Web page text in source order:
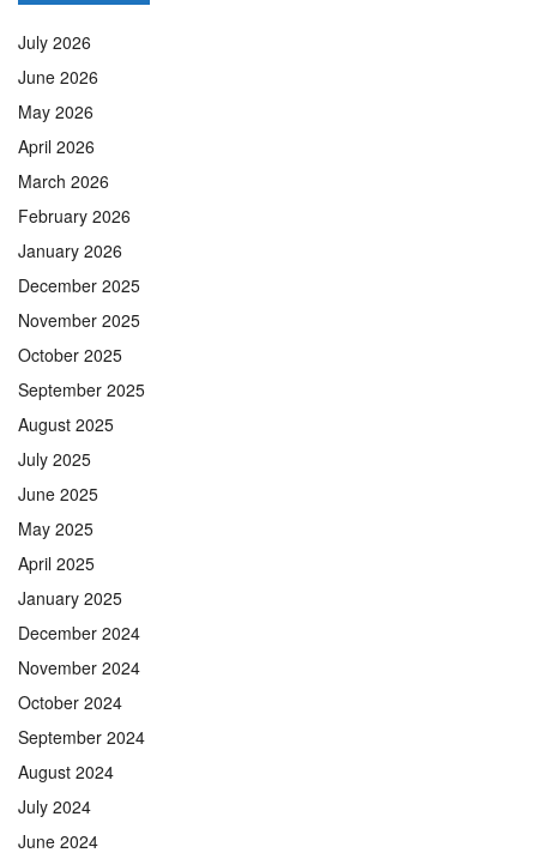
July 2026
June 2026
May 2026
April 2026
March 2026
February 2026
January 2026
December 2025
November 2025
October 2025
September 2025
August 2025
July 2025
June 2025
May 2025
April 2025
January 2025
December 2024
November 2024
October 2024
September 2024
August 2024
July 2024
June 2024